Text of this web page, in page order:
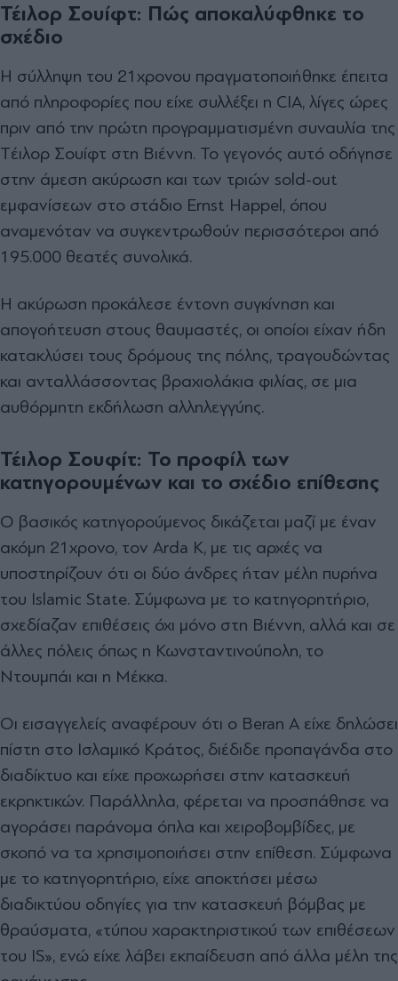
Τέιλορ Σουίφτ: Πώς αποκαλύφθηκε το
σχέδιο
Η σύλληψη του 21χρονου πραγματοποιήθηκε έπειτα
από πληροφορίες που είχε συλλέξει η CIA, λίγες ώρες
πριν από την πρώτη προγραμματισμένη συναυλία της
Tέιλορ Σουίφτ στη Βιέννη. Το γεγονός αυτό οδήγησε
στην άμεση ακύρωση και των τριών sold-out
εμφανίσεων στο στάδιο Ernst Happel, όπου
αναμενόταν να συγκεντρωθούν περισσότεροι από
195.000 θεατές συνολικά.
Η ακύρωση προκάλεσε έντονη συγκίνηση και
απογοήτευση στους θαυμαστές, οι οποίοι είχαν ήδη
κατακλύσει τους δρόμους της πόλης, τραγουδώντας
και ανταλλάσσοντας βραχιολάκια φιλίας, σε μια
αυθόρμητη εκδήλωση αλληλεγγύης.
Τέιλορ Σουφίτ: Το προφίλ των
κατηγορουμένων και το σχέδιο επίθεσης
Ο βασικός κατηγορούμενος δικάζεται μαζί με έναν
ακόμη 21χρονο, τον Arda K, με τις αρχές να
υποστηρίζουν ότι οι δύο άνδρες ήταν μέλη πυρήνα
του Islamic State. Σύμφωνα με το κατηγορητήριο,
σχεδίαζαν επιθέσεις όχι μόνο στη Βιέννη, αλλά και σε
άλλες πόλεις όπως η Κωνσταντινούπολη, το
Ντουμπάι και η Μέκκα.
Οι εισαγγελείς αναφέρουν ότι ο Beran A είχε δηλώσει
πίστη στο Ισλαμικό Κράτος, διέδιδε προπαγάνδα στο
διαδίκτυο και είχε προχωρήσει στην κατασκευή
εκρηκτικών. Παράλληλα, φέρεται να προσπάθησε να
αγοράσει παράνομα όπλα και χειροβομβίδες, με
σκοπό να τα χρησιμοποιήσει στην επίθεση. Σύμφωνα
με το κατηγορητήριο, είχε αποκτήσει μέσω
διαδικτύου οδηγίες για την κατασκευή βόμβας με
θραύσματα, «τύπου χαρακτηριστικού των επιθέσεων
του IS», ενώ είχε λάβει εκπαίδευση από άλλα μέλη της